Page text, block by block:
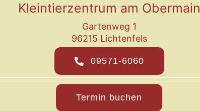
Kleintierzentrum am Obermain
Gartenweg 1
96215 Lichtenfels
09571-6060
Termin buchen